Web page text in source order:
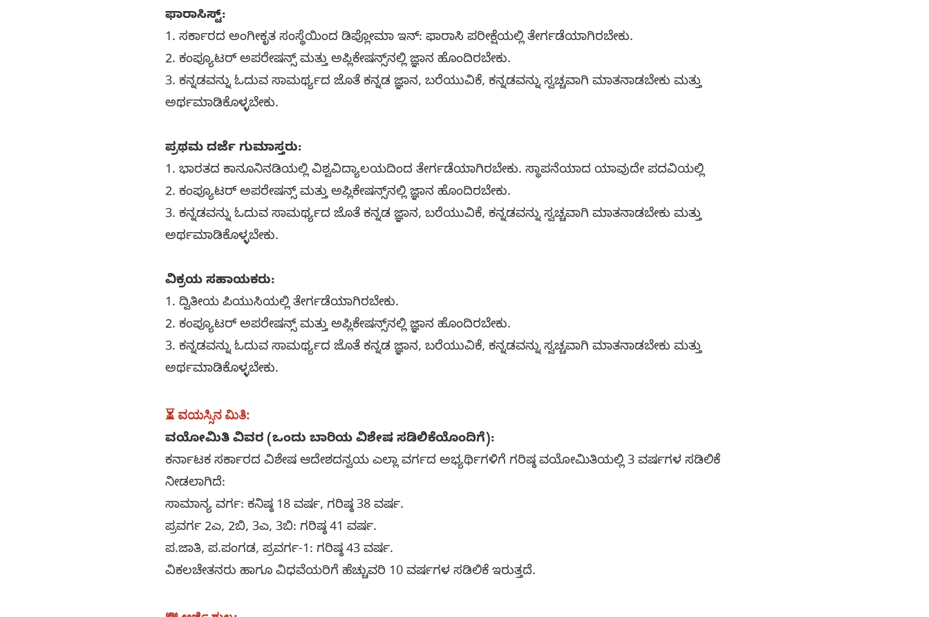
ಫಾರಾಸಿಸ್ಟ್:
1. ಸರ್ಕಾರದ ಅಂಗೀಕೃತ ಸಂಸ್ಥೆಯಿಂದ ಡಿಪ್ಲೋಮಾ ಇನ್: ಫಾರಾಸಿ ಪರೀಕ್ಷೆಯಲ್ಲಿ ತೇರ್ಗಡೆಯಾಗಿರಬೇಕು.
2. ಕಂಪ್ಯೂಟರ್ ಅಪರೇಷನ್ಸ್ ಮತ್ತು ಅಪ್ಲಿಕೇಷನ್ಸ್‌ನಲ್ಲಿ ಜ್ಞಾನ ಹೊಂದಿರಬೇಕು.
3. ಕನ್ನಡವನ್ನು ಓದುವ ಸಾಮರ್ಥ್ಯದ ಜೊತೆ ಕನ್ನಡ ಜ್ಞಾನ, ಬರೆಯುವಿಕೆ, ಕನ್ನಡವನ್ನು ಸ್ವಚ್ಚವಾಗಿ ಮಾತನಾಡಬೇಕು ಮತ್ತು
ಅರ್ಥಮಾಡಿಕೊಳ್ಳಬೇಕು.
ಪ್ರಥಮ ದರ್ಜೆ ಗುಮಾಸ್ತರು:
1. ಭಾರತದ ಕಾನೂನಿನಡಿಯಲ್ಲಿ ವಿಶ್ವವಿದ್ಯಾಲಯದಿಂದ ತೇರ್ಗಡೆಯಾಗಿರಬೇಕು. ಸ್ಥಾಪನೆಯಾದ ಯಾವುದೇ ಪದವಿಯಲ್ಲಿ
2. ಕಂಪ್ಯೂಟರ್ ಅಪರೇಷನ್ಸ್ ಮತ್ತು ಅಪ್ಲಿಕೇಷನ್ಸ್‌ನಲ್ಲಿ ಜ್ಞಾನ ಹೊಂದಿರಬೇಕು.
3. ಕನ್ನಡವನ್ನು ಓದುವ ಸಾಮರ್ಥ್ಯದ ಜೊತೆ ಕನ್ನಡ ಜ್ಞಾನ, ಬರೆಯುವಿಕೆ, ಕನ್ನಡವನ್ನು ಸ್ವಚ್ಚವಾಗಿ ಮಾತನಾಡಬೇಕು ಮತ್ತು
ಅರ್ಥಮಾಡಿಕೊಳ್ಳಬೇಕು.
ವಿಕ್ರಯ ಸಹಾಯಕರು:
1. ದ್ವಿತೀಯ ಪಿಯುಸಿಯಲ್ಲಿ ತೇರ್ಗಡೆಯಾಗಿರಬೇಕು.
2. ಕಂಪ್ಯೂಟರ್ ಅಪರೇಷನ್ಸ್ ಮತ್ತು ಅಪ್ಲಿಕೇಷನ್ಸ್‌ನಲ್ಲಿ ಜ್ಞಾನ ಹೊಂದಿರಬೇಕು.
3. ಕನ್ನಡವನ್ನು ಓದುವ ಸಾಮರ್ಥ್ಯದ ಜೊತೆ ಕನ್ನಡ ಜ್ಞಾನ, ಬರೆಯುವಿಕೆ, ಕನ್ನಡವನ್ನು ಸ್ವಚ್ಚವಾಗಿ ಮಾತನಾಡಬೇಕು ಮತ್ತು
ಅರ್ಥಮಾಡಿಕೊಳ್ಳಬೇಕು.
⏳ ವಯಸ್ಸಿನ ಮಿತಿ:
ವಯೋಮಿತಿ ವಿವರ (ಒಂದು ಬಾರಿಯ ವಿಶೇಷ ಸಡಿಲಿಕೆಯೊಂದಿಗೆ):
ಕರ್ನಾಟಕ ಸರ್ಕಾರದ ವಿಶೇಷ ಆದೇಶದನ್ವಯ ಎಲ್ಲಾ ವರ್ಗದ ಅಭ್ಯರ್ಥಿಗಳಿಗೆ ಗರಿಷ್ಠ ವಯೋಮಿತಿಯಲ್ಲಿ 3 ವರ್ಷಗಳ ಸಡಿಲಿಕೆ
ನೀಡಲಾಗಿದೆ:
ಸಾಮಾನ್ಯ ವರ್ಗ: ಕನಿಷ್ಠ 18 ವರ್ಷ, ಗರಿಷ್ಠ 38 ವರ್ಷ.
ಪ್ರವರ್ಗ 2ಎ, 2ಬಿ, 3ಎ, 3ಬಿ: ಗರಿಷ್ಠ 41 ವರ್ಷ.
ಪ.ಜಾತಿ, ಪ.ಪಂಗಡ, ಪ್ರವರ್ಗ-1: ಗರಿಷ್ಠ 43 ವರ್ಷ.
ವಿಕಲಚೇತನರು ಹಾಗೂ ವಿಧವೆಯರಿಗೆ ಹೆಚ್ಚುವರಿ 10 ವರ್ಷಗಳ ಸಡಿಲಿಕೆ ಇರುತ್ತದೆ.